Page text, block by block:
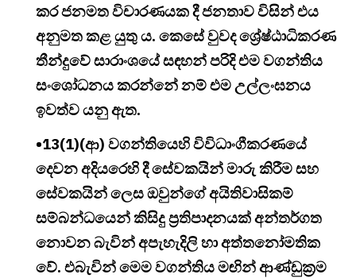
කර ජනමත විචාරණයක දී ජනතාව විසින් එය
අනුමත කළ යුතු ය. කෙසේ වුවද ශ්‍රේෂ්ඨාධිකරණ
තීන්දුවේ සාරාංශයේ සඳහන් පරිදි එම වගන්තිය
සංශෝධනය කරන්නේ නම් එම උල්ලංඝනය
ඉවත්ව යනු ඇත.
•13(1)(ආ) වගන්තියෙහි විවිධාංගීකරණයේ
දෙවන අදියරෙහි දී සේවකයින් මාරු කිරීම සහ
සේවකයින් ලෙස ඔවුන්ගේ අයිතිවාසිකම්
සම්බන්ධයෙන් කිසිදු ප්‍රතිපාදනයක් අන්තර්ගත
නොවන බැවින් අපැහැදිලි හා අත්තනෝමතික
වේ. එබැවින් මෙම වගන්තිය මඟින් ආණ්ඩුක්‍රම